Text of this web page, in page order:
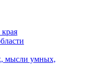
мысли умных,